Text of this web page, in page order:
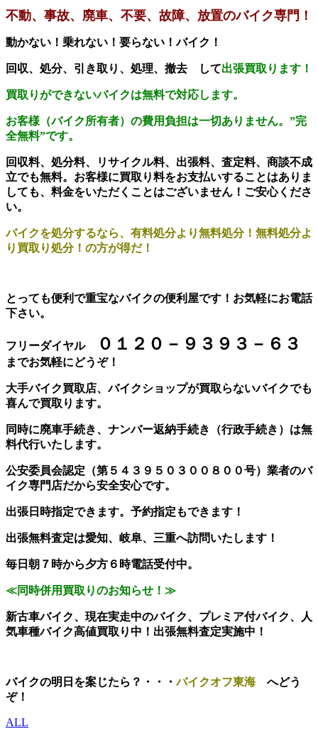
不動、事故、廃車、不要、故障、放置のバイク専門！
動かない！乗れない！要らない！バイク！
回収、処分、引き取り、処理、撤去 して出張買取ります！
買取りができないバイクは無料で対応します。
お客様（バイク所有者）の費用負担は一切ありません。 ”完
全無料”です。
回収料、処分料、リサイクル料、出張料、査定料、商談不成
立でも無料。お客様に買取り料をお支払いすることはありま
しても、料金をいただくことはございません！ご安心くださ
い。
バイクを処分するなら、有料処分より無料処分！無料処分よ
り買取り処分！の方が得だ！
とっても便利で重宝なバイクの便利屋です！お気軽にお電話
下さい。
フリーダイヤル ０１２０－９３９３－６３
までお気軽にどうぞ！
大手バイク買取店、バイクショップが買取らないバイクでも
喜んで買取ります。
同時に廃車手続き、ナンバー返納手続き（行政手続き）は無
料代行いたします。
公安委員会認定（第５４３９５０３００８００号）業者のバ
イク専門店だから安全安心です。
出張日時指定できます。予約指定もできます！
出張無料査定は愛知、岐阜、三重へ訪問いたします！
毎日朝７時から夕方６時電話受付中。
≪同時併用買取りのお知らせ！≫
新古車バイク、現在実走中のバイク、プレミア付バイク、人
気車種バイク高値買取り中！出張無料査定実施中！
バイクの明日を案じたら？・・・バイクオフ東海
へどう
ぞ！
ALL